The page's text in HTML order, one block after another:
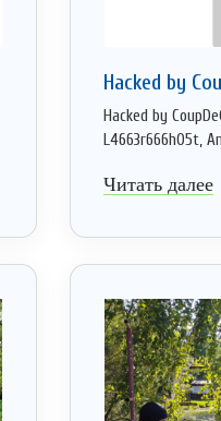
Hacked by
Hacked by
L4663r666h05t,
Читать далее